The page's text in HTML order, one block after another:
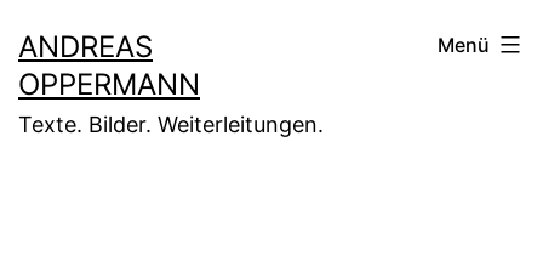
Inhalt
springen
ANDREAS
OPPERMANN
Texte. Bilder. Weiterleitungen.
Menü